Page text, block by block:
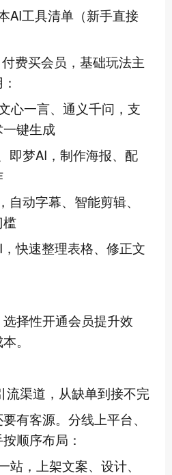
AI工具清单（新手直接
费买会员，基础玩法主
心一言、通义千问，支
键生成
即梦AI，制作海报、配
动字幕、智能剪辑、
槛
快速整理表格、修正文
择性开通会员提升效
。
流渠道，从缺单到接不完
有客源。分线上平台、
顺序布局：
站，上架文案、设计、